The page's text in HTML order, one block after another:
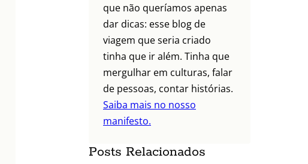
que não queríamos apenas
dar dicas: esse blog de
viagem que seria criado
tinha que ir além. Tinha que
mergulhar em culturas, falar
de pessoas, contar histórias.
Saiba mais no nosso
manifesto.
Posts Relacionados